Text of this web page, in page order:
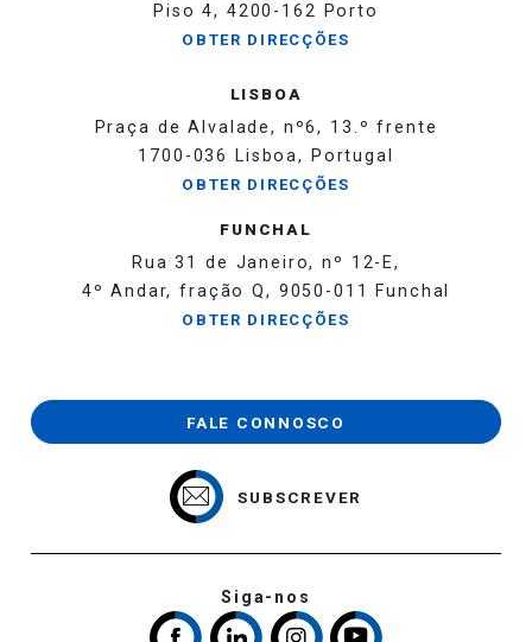
Piso 4, 4200-162 Porto
OBTER DIRECÇÕES
LISBOA
Praça de Alvalade, nº6, 13.º frente
1700-036 Lisboa, Portugal
OBTER DIRECÇÕES
FUNCHAL
Rua 31 de Janeiro, nº 12-E,
4º Andar, fração Q, 9050-011 Funchal
OBTER DIRECÇÕES
FALE CONNOSCO
SUBSCREVER
Siga-nos